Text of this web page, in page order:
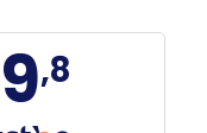
9,8